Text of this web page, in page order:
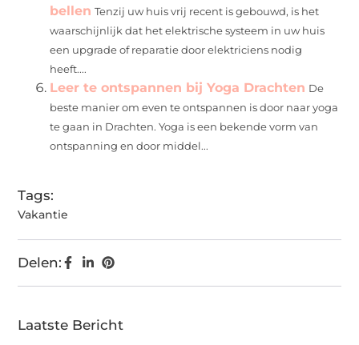
bellen Tenzij uw huis vrij recent is gebouwd, is het
waarschijnlijk dat het elektrische systeem in uw huis
een upgrade of reparatie door elektriciens nodig
heeft....
Leer te ontspannen bij Yoga Drachten De
beste manier om even te ontspannen is door naar yoga
te gaan in Drachten. Yoga is een bekende vorm van
ontspanning en door middel...
Tags:
Vakantie
Delen:
Laatste Bericht